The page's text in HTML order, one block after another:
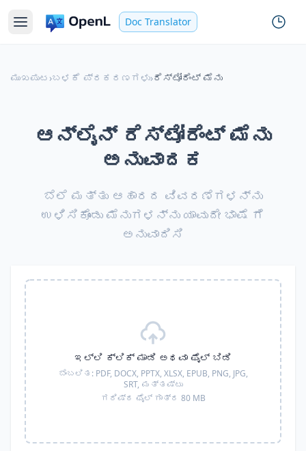
Doc Translator
ಮುಖಪುಟ ›ಬಳಕೆ ಪ್ರಕರಣಗಳು›ರೆಸ್ಟೋರೆಂಟ್ ಮೆನು
ಆನ್‌ಲೈನ್ ರೆಸ್ಟೋರೆಂಟ್ ಮೆನು
ಅನುವಾದಕ
ಬೆಲೆ ಮತ್ತು ಆಹಾರದ ವಿವರಣೆಗಳನ್ನು
ಉಳಿಸಿಕೊಂಡು ಮೆನುಗಳನ್ನು ಯಾವುದೇ ಭಾಷೆ ಗೆ
ಅನುವಾದಿಸಿ
ಇಲ್ಲಿ ಕ್ಲಿಕ್ ಮಾಡಿ ಅಥವಾ ಫೈಲ್ ಬಿಡಿ
ಬೆಂಬಲಿತ: PDF, DOCX, PPTX, XLSX, EPUB, PNG, JPG,
SRT, ಮತ್ತಷ್ಟು
ಗರಿಷ್ಠ ಫೈಲ್ ಗಾತ್ರ 80 MB